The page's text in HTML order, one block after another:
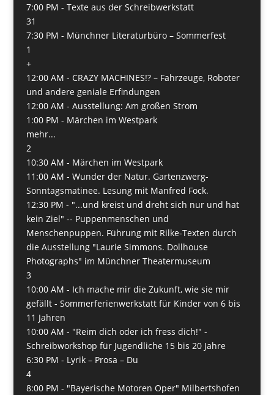
7:00 PM - Texte aus der Schreibwerkstatt
31
7:30 PM - Münchner Literaturbüro – Sommerfest
1
+
12:00 AM - CRAZY MACHINES!? – Fahrzeuge, Roboter
und andere geniale Erfindungen
12:00 AM - Ausstellung: Am großen Strom
1:00 PM - Märchen im Westpark
mehr...
2
10:30 AM - Märchen im Westpark
11:00 AM - Wunder der Natur. Gartenzwerg-
Sonntagsmatinee. Lesung mit Manfred Fock.
12:30 PM - "...und kreist und dreht sich nur und hat
kein Ziel" -- Puppenmenschen und
Menschenpuppen. Führung mit Rilke-Texten durch
die Ausstellung "Laurie Simmons. Dollhouse
Photographs" im Münchner Theatermuseum
3
10:00 AM - Ich mache mir die Zukunft, wie sie mir
gefällt - Sommerferienwerkstatt für Kinder von 6 bis
11 Jahren
10:00 AM - "Reim dich oder ich fress dich!" -
Schreibworkshop für Jugendliche 15 bis 20 Jahre
6:30 PM - Lyrik – Prosa – Du
4
8:00 PM - "Bayerische Motoren Oper" Milbertshofen